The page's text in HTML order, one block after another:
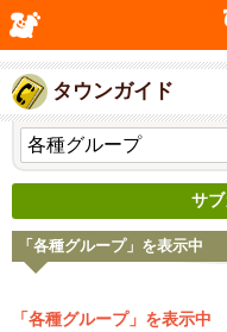
タウンガイド
サ
「各種グループ」を表示中
「各種グループ」を表示中